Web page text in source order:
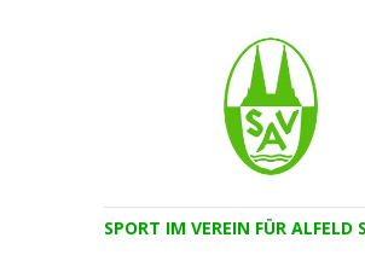
SPORT IM VEREIN FÜR ALFELD